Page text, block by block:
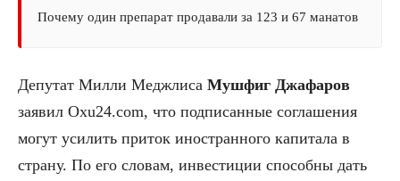
Почему один препарат продавали за 123 и 67 манатов
Депутат Милли Меджлиса Мушфиг Джафаров
заявил Oxu24.com, что подписанные соглашения
могут усилить приток иностранного капитала в
страну. По его словам, инвестиции способны дать